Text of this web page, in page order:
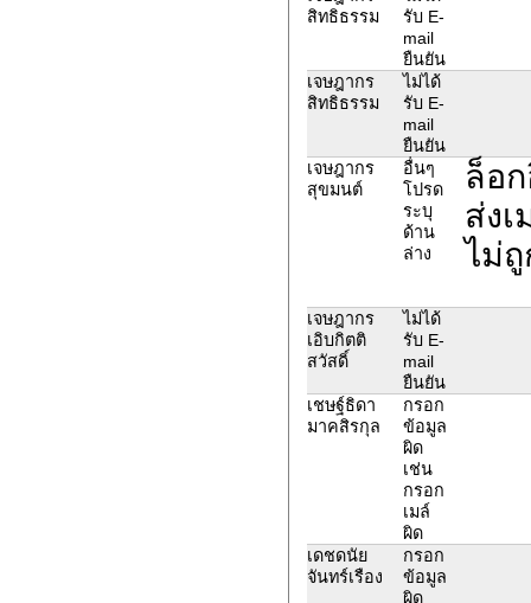
สิทธิธรรม
รับ E-
mail
ยืนยัน
เจษฎากร
สิทธิธรรม
ไม่ได้
รับ E-
mail
ยืนยัน
เจษฎากร
สุขมนต์
อื่นๆ
โปรด
ระบุ
ด้าน
ล่าง
ล็อ
ส่ง
ไม่
เจษฎากร
เอิบกิตติ
สวัสดิ์
ไม่ได้
รับ E-
mail
ยืนยัน
เชษฐ์ธิดา
มาคสิรกุล
กรอก
ข้อมูล
ผิด
เช่น
กรอก
เมล์
ผิด
เดชดนัย
จันทร์เรือง
กรอก
ข้อมูล
ผิด